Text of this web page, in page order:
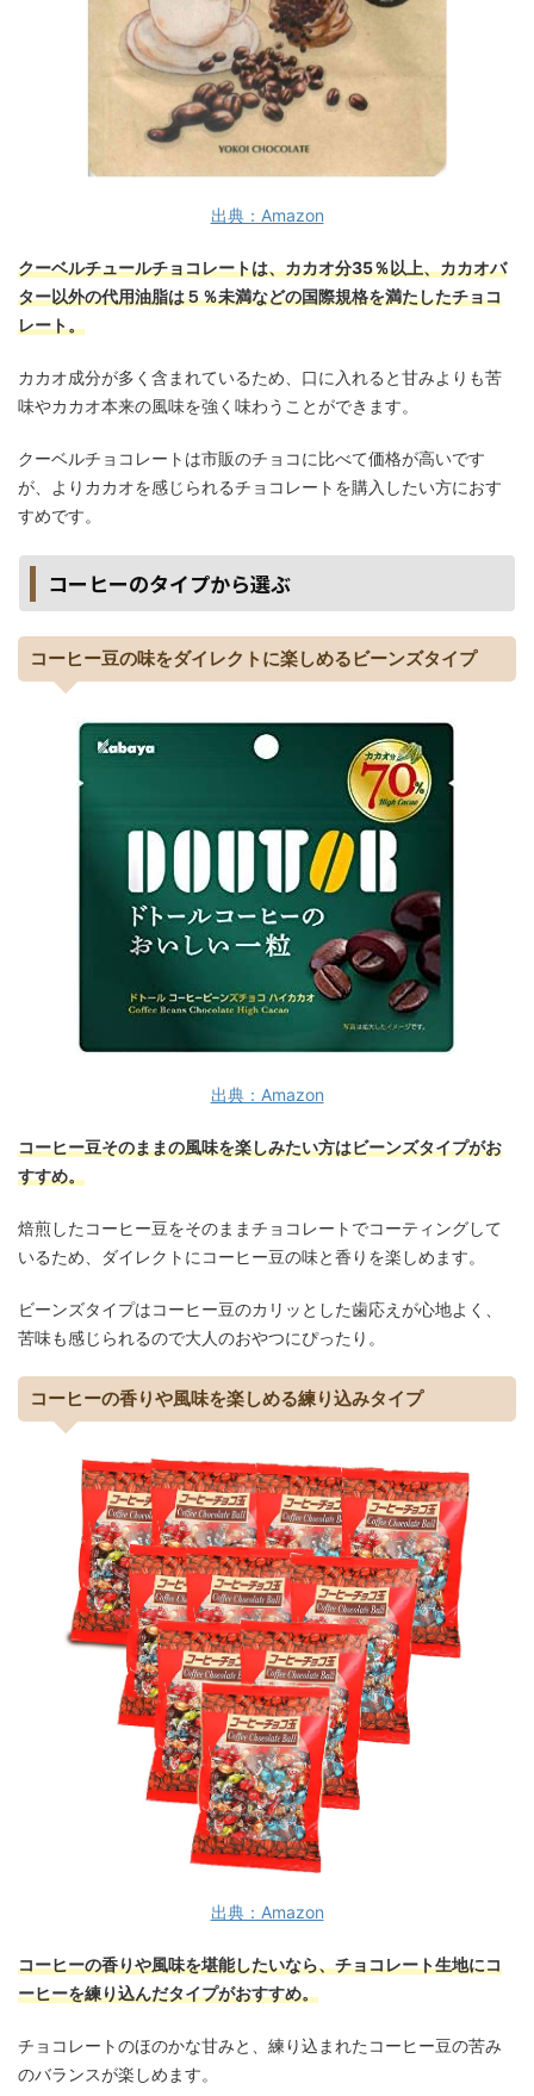
出典：Amazon
クーベルチュールチョコレートは、カカオ分35％以上、カカオバ
ター以外の代用油脂は５％未満などの国際規格を満たしたチョコ
レート。
カカオ成分が多く含まれているため、口に入れると甘みよりも苦
味やカカオ本来の風味を強く味わうことができます。
クーベルチョコレートは市販のチョコに比べて価格が高いです
が、よりカカオを感じられるチョコレートを購入したい方におす
すめです。
コーヒーのタイプから選ぶ
コーヒー豆の味をダイレクトに楽しめるビーンズタイプ
出典：Amazon
コーヒー豆そのままの風味を楽しみたい方はビーンズタイプがお
すすめ。
焙煎したコーヒー豆をそのままチョコレートでコーティングして
いるため、ダイレクトにコーヒー豆の味と香りを楽しめます。
ビーンズタイプはコーヒー豆のカリッとした歯応えが心地よく、
苦味も感じられるので大人のおやつにぴったり。
コーヒーの香りや風味を楽しめる練り込みタイプ
出典：Amazon
コーヒーの香りや風味を堪能したいなら、チョコレート生地にコ
ーヒーを練り込んだタイプがおすすめ。
チョコレートのほのかな甘みと、練り込まれたコーヒー豆の苦み
のバランスが楽しめます。